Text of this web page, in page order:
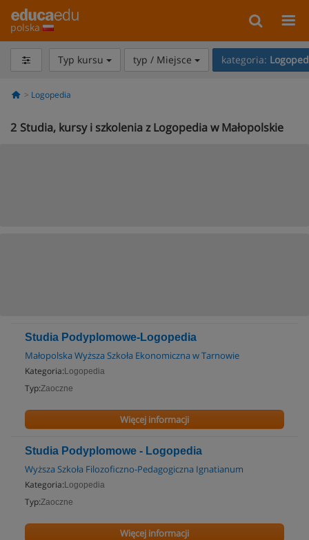
polska
Typ kursu typ / Miejsce kategoria:
Logopedia
2 Studia, kursy i szkolenia z Logopedia w Małopolskie
Studia Podyplomowe-Logopedia
Małopolska Wyższa Szkoła Ekonomiczna w Tarnowie
Kategoria: Logopedia
Typ:Zaoczne
Więcej informacji
Studia Podyplomowe - Logopedia
Wyższa Szkoła Filozoficzno-Pedagogiczna Ignatianum
Kategoria: Logopedia
Typ:Zaoczne
Więcej informacji